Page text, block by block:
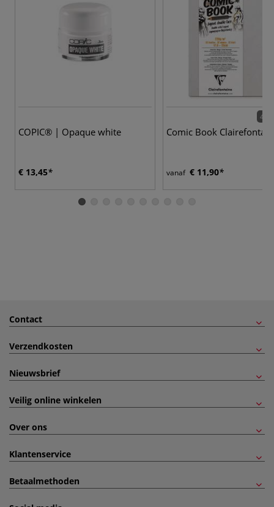
COPIC® | Opaque white
€ 13,45
4
Comic Book
vanaf € 11,90
Contact
Verzendkosten
Nieuwsbrief
Veilig online winkelen
Over ons
Klantenservice
Betaalmethoden